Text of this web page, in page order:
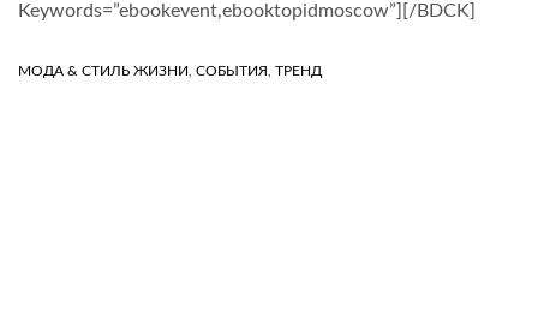
Keywords=”ebookevent,ebooktopidmoscow”][/BDCK]
МОДА & СТИЛЬ ЖИЗНИ, СОБЫТИЯ, ТРЕНД